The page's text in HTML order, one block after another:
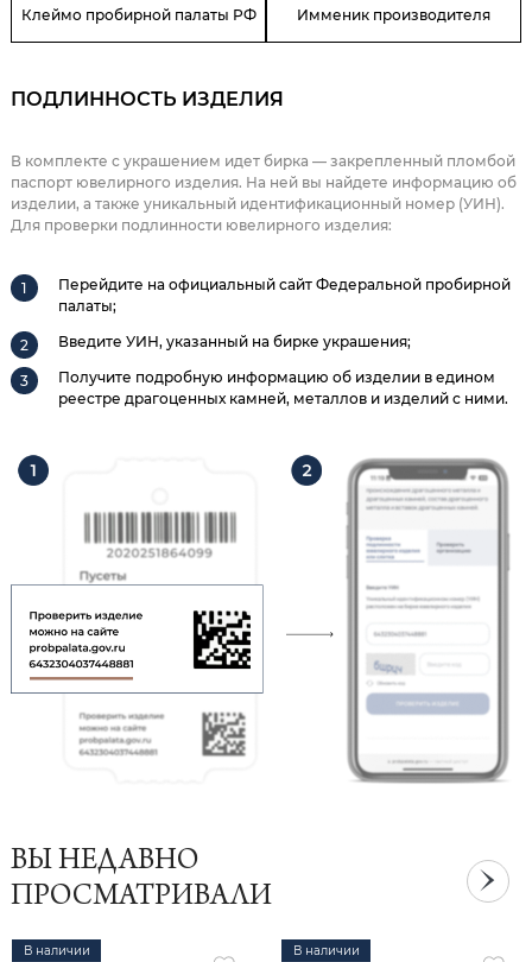
Клеймо пробирной палаты РФ Имменик производителя
ПОДЛИННОСТЬ ИЗДЕЛИЯ
В комплекте с украшением идет бирка — закрепленный пломбой
паспорт ювелирного изделия. На ней вы найдете информацию об
изделии, а также уникальный идентификационный номер (УИН).
Для проверки подлинности ювелирного изделия:
Перейдите на официальный сайт Федеральной пробирной
палаты;
Введите УИН, указанный на бирке украшения;
Получите подробную информацию об изделии в едином
реестре драгоценных камней, металлов и изделий с ними.
ВЫ НЕДАВНО
ПРОСМАТРИВАЛИ
В наличии В наличии